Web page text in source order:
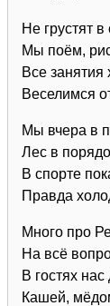
Не грустят
Мы поём,
Все занятия
Веселимся
Мы вчера в
Лес в
В спорте
Правда
Много про
На всё
В гостях
Кашей,